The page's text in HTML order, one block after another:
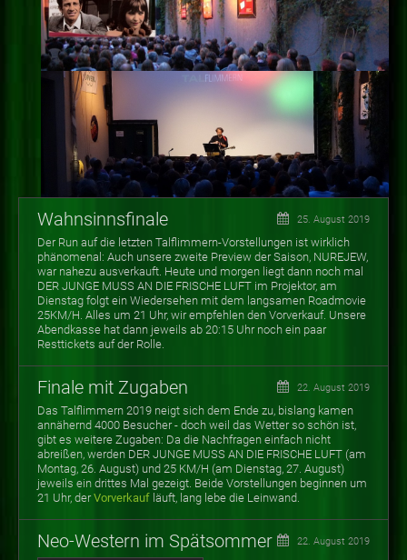
Wahnsinnsfinale 25. August 2019
Der Run auf die letzten Talflimmern-Vorstellungen ist wirklich
phänomenal: Auch unsere zweite Preview der Saison, NUREJEW,
war nahezu ausverkauft. Heute und morgen liegt dann noch mal
DER JUNGE MUSS AN DIE FRISCHE LUFT im Projektor, am
Dienstag folgt ein Wiedersehen mit dem langsamen Roadmovie
25KM/H. Alles um 21 Uhr, wir empfehlen den Vorverkauf. Unsere
Abendkasse hat dann jeweils ab 20:15 Uhr noch ein paar
Resttickets auf der Rolle.
Finale mit Zugaben 22. August 2019
Das Talflimmern 2019 neigt sich dem Ende zu, bislang kamen
annähernd 4000 Besucher - doch weil das Wetter so schön ist,
gibt es weitere Zugaben: Da die Nachfragen einfach nicht
abreißen, werden DER JUNGE MUSS AN DIE FRISCHE LUFT (am
Montag, 26. August) und 25 KM/H (am Dienstag, 27. August)
jeweils ein drittes Mal gezeigt. Beide Vorstellungen beginnen um
21 Uhr, derVorverkauf läuft, lang lebe die Leinwand.
Neo-Western im Spätsommer 22. August 2019